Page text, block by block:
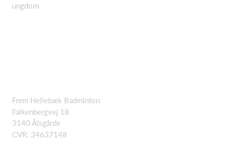
ungdom.
Frem Hellebæk Badminton
Falkenbergvej 18
3140 Ålsgårde
CVR: 34637148